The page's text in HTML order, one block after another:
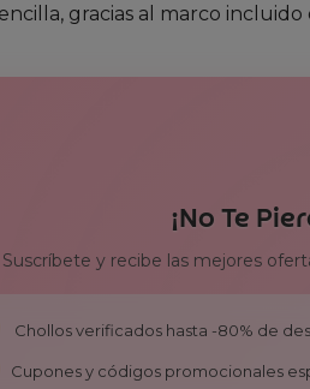
gracias al marco
¡No Te
Suscríbete y recibe las mejores
Chollos verificados hasta -80% de
Cupones y códigos promocionales